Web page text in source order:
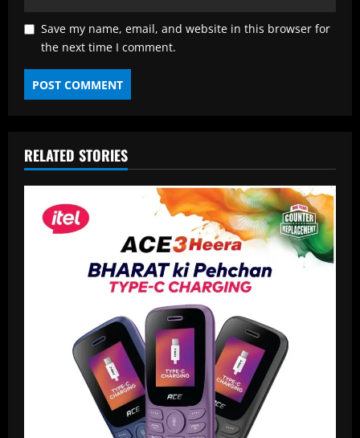
Save my name, email, and website in this browser for
the next time I comment.
RELATED STORIES